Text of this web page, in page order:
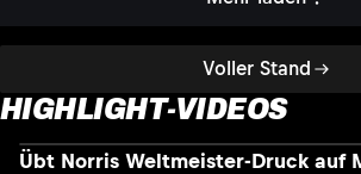
Voller Stand
HIGHLIGHT-VIDEOS
Übt Norris Weltmeister-Druck auf